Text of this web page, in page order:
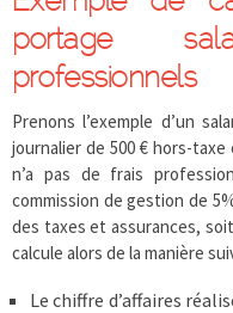
portage
professionnels
Prenons l’exemple d’un
journalier de 500 € hors-
n’a pas de frais
commission de gestion de
des taxes et assurances,
calcule alors de la manière
Le chiffre d’affaires